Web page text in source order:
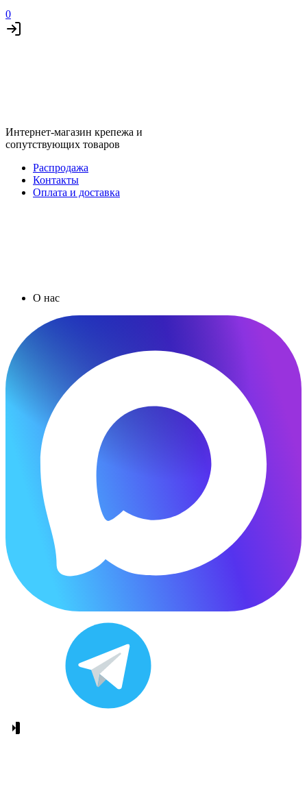
0
Интернет-магазин крепежа и
сопутствующих товаров
Распродажа
Контакты
Оплата и доставка
О нас